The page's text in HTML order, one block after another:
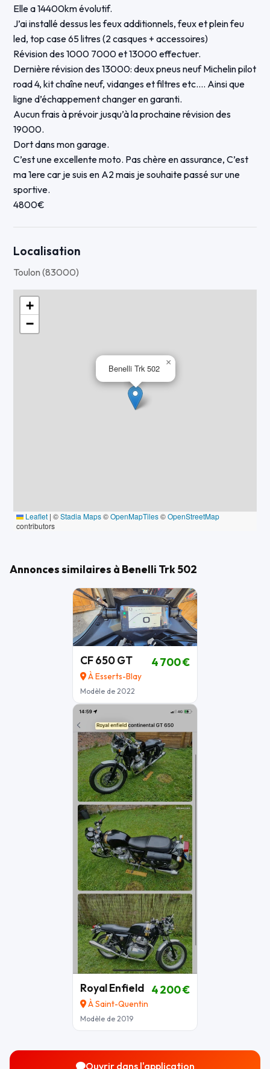
Elle a 14400km évolutif.
J’ai installé dessus les feux additionnels, feux et plein feu
led, top case 65 litres (2 casques + accessoires)
Révision des 1000 7000 et 13000 effectuer.
Dernière révision des 13000: deux pneus neuf Michelin pilot
road 4, kit chaîne neuf, vidanges et filtres etc…. Ainsi que
ligne d’échappement changer en garanti.
Aucun frais à prévoir jusqu’à la prochaine révision des
19000.
Dort dans mon garage.
C’est une excellente moto. Pas chère en assurance, C’est
ma 1ere car je suis en A2 mais je souhaite passé sur une
sportive.
4800€
Localisation
Toulon (83000)
Benelli Trk 502
×
+
−
Leaflet | ©Stadia Maps©OpenMapTiles©OpenStreetMap
contributors
Annonces similaires à Benelli Trk 502
CF 650 GT
À Esserts-Blay
Modèle de 2022
4 700 €
Royal Enfield
À Saint-Quentin
Modèle de 2019
4 200 €
Ouvrir dans l'application